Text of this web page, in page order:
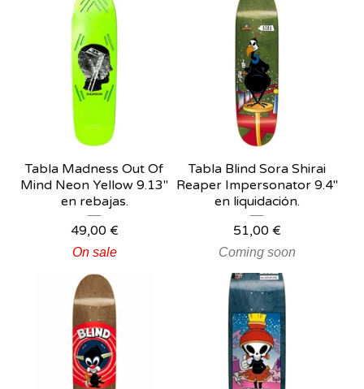
Tabla Madness Out Of
Mind Neon Yellow 9.13"
en rebajas.
49,00 €
On sale
Tabla Blind Sora Shirai
Reaper Impersonator 9.4"
en liquidación.
51,00 €
Coming soon